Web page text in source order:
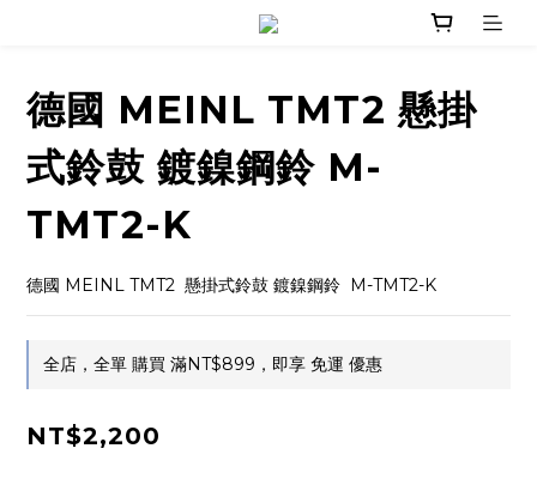
德國 MEINL TMT2 懸掛
式鈴鼓 鍍鎳鋼鈴 M-
TMT2-K
德國 MEINL TMT2  懸掛式鈴鼓 鍍鎳鋼鈴  M-TMT2-K
全店，全單 購買 滿NT$899，即享 免運 優惠
NT$2,200